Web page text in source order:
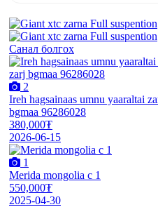
Санал болгох
2
Ireh hagsainaas umnu yaaraltai
bgmaa 96286028
380,000₮
2026-06-15
1
Merida mongolia c 1
550,000₮
2025-04-30